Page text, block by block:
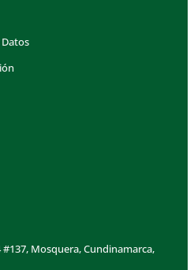
#137, Mosquera, Cundinamarca,